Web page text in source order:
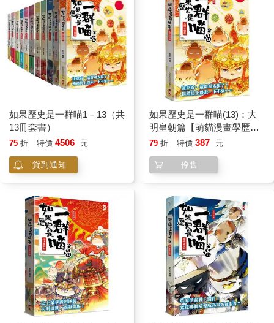
如果歷史是一群喵1－13（共
13冊套書）
75 折 特價 4506 元
貨到通知
如果歷史是一群喵(13)：大
明皇朝篇【萌貓漫畫學歷
史】
79 折 特價 387 元
停售